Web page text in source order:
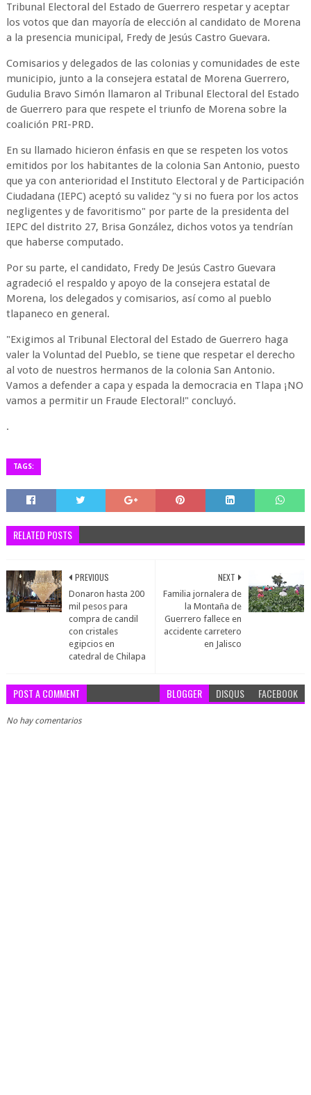
Tribunal Electoral del Estado de Guerrero respetar y aceptar
los votos que dan mayoría de elección al candidato de Morena
a la presencia municipal, Fredy de Jesús Castro Guevara.
Comisarios y delegados de las colonias y comunidades de este
municipio, junto a la consejera estatal de Morena Guerrero,
Gudulia Bravo Simón llamaron al Tribunal Electoral del Estado
de Guerrero para que respete el triunfo de Morena sobre la
coalición PRI-PRD.
En su llamado hicieron énfasis en que se respeten los votos
emitidos por los habitantes de la colonia San Antonio, puesto
que ya con anterioridad el Instituto Electoral y de Participación
Ciudadana (IEPC) aceptó su validez "y si no fuera por los actos
negligentes y de favoritismo" por parte de la presidenta del
IEPC del distrito 27, Brisa González, dichos votos ya tendrían
que haberse computado.
Por su parte, el candidato, Fredy De Jesús Castro Guevara
agradeció el respaldo y apoyo de la consejera estatal de
Morena, los delegados y comisarios, así como al pueblo
tlapaneco en general.
"Exigimos al Tribunal Electoral del Estado de Guerrero haga
valer la Voluntad del Pueblo, se tiene que respetar el derecho
al voto de nuestros hermanos de la colonia San Antonio.
Vamos a defender a capa y espada la democracia en Tlapa ¡NO
vamos a permitir un Fraude Electoral!" concluyó.
.
TAGS:
RELATED POSTS
NEXT
Familia jornalera de
la Montaña de
Guerrero fallece en
accidente carretero
en Jalisco
PREVIOUS
Donaron hasta 200
mil pesos para
compra de candil
con cristales
egipcios en
catedral de Chilapa
POST A COMMENT BLOGGER DISQUS FACEBOOK
No hay comentarios